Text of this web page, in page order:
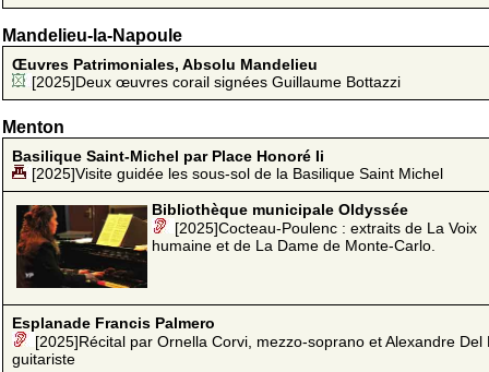
Mandelieu-la-Napoule
Œuvres Patrimoniales, Absolu Mandelieu
[2025]Deux œuvres corail signées Guillaume Bottazzi
Menton
Basilique Saint-Michel par Place Honoré Ii
[2025]Visite guidée les sous-sol de la Basilique Saint Michel
Bibliothèque municipale Oldyssée
[2025]Cocteau-Poulenc : extraits de La Voix
humaine et de La Dame de Monte-Carlo.
Esplanade Francis Palmero
[2025]Récital par Ornella Corvi, mezzo-soprano et Alexandre Del
guitariste